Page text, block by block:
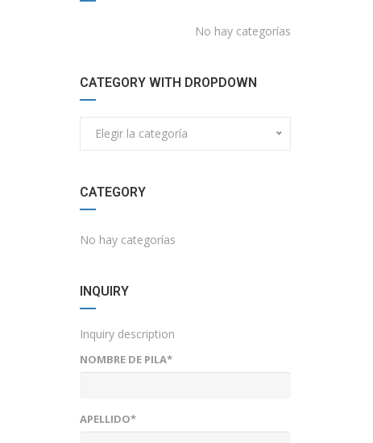
No hay categorías
CATEGORY WITH DROPDOWN
Elegir la categoría
CATEGORY
No hay categorías
INQUIRY
Inquiry description
NOMBRE DE PILA*
APELLIDO*